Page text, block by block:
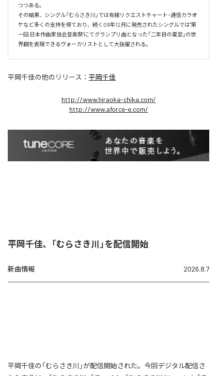
つつある。
その結果、シングル「むらさき川」では有線リクエストチャート･通信カラオ
ケなど多くの支持を得ており、続く09年12月に発売されたシングルでは"第
一回 日本作曲家協会音楽祭"にてグランプリ曲となった「二年目の夏至」の世
界観を表現できるヴォーカリストとして大抜擢される。
平岡千佳の他のリリース： 平岡千佳
http://www.hiraoka-chika.com/
http://www.aforce-e.com/
平岡千佳、「むらさき川」を配信開始
新曲情報 2026.8.7
平岡千佳の「むらさき川」が配信開始された。今回デジタル配信さ